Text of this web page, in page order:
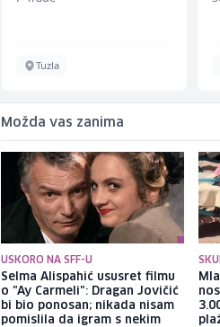
Tuzla
Možda vas zanima
USKORO NA SFF-U
Selma Alispahić ususret filmu
o "Ay Carmeli": Dragan Jovičić
bi bio ponosan; nikada nisam
pomislila da igram s nekim